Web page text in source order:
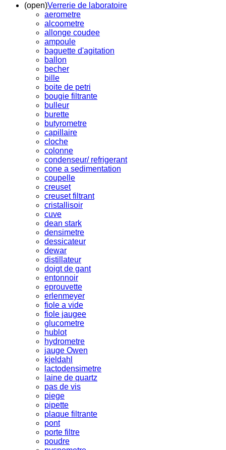
(open)Verrerie de laboratoire
aerometre
alcoometre
allonge coudee
ampoule
baguette d'agitation
ballon
becher
bille
boite de petri
bougie filtrante
bulleur
burette
butyrometre
capillaire
cloche
colonne
condenseur/ refrigerant
cone a sedimentation
coupelle
creuset
creuset filtrant
cristallisoir
cuve
dean stark
densimetre
dessicateur
dewar
distillateur
doigt de gant
entonnoir
eprouvette
erlenmeyer
fiole a vide
fiole jaugee
glucometre
hublot
hydrometre
jauge Owen
kjeldahl
lactodensimetre
laine de quartz
pas de vis
piege
pipette
plaque filtrante
pont
porte filtre
poudre